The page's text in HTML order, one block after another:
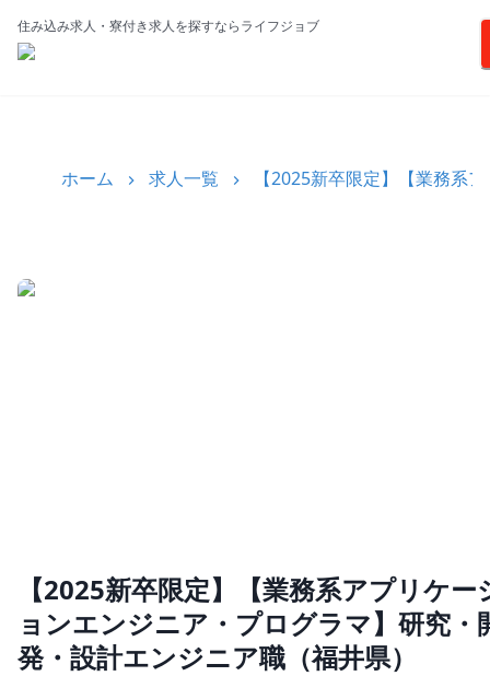
住み込み求人・寮付き求人を探すならライフジョブ
ホーム 求人一覧 【2025新卒限定】【業務系
【2025新卒限定】【業務系アプリケー
ョンエンジニア・プログラマ】研究・
発・設計エンジニア職（福井県）